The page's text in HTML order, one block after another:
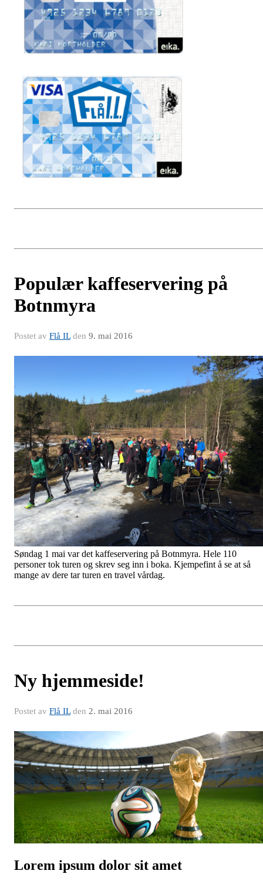
Populær kaffeservering på
Botnmyra
Postet av Flå ILden 9. mai 2016
Søndag 1 mai var det kaffeservering på Botnmyra. Hele 110
personer tok turen og skrev seg inn i boka. Kjempefint å se at så
mange av dere tar turen en travel vårdag.
Ny hjemmeside!
Postet av Flå ILden 2. mai 2016
Lorem ipsum dolor sit amet